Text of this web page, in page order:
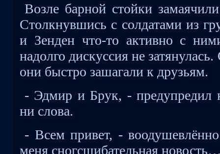
Возле барной стойки
Столкнувшись с солдатами из
и Зенден что-то активно с
надолго дискуссия не
они быстро зашагали к друзьям.
- Эдмир и Брук, - предупредил
ни слова.
- Всем привет, -
меня сногсшибательная